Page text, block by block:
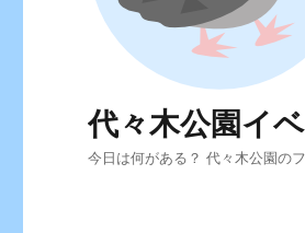
代々木公園イ
今日は何がある？ 代々木公園の